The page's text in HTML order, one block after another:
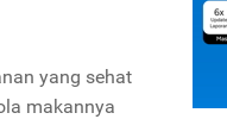
yang sehat
makannya